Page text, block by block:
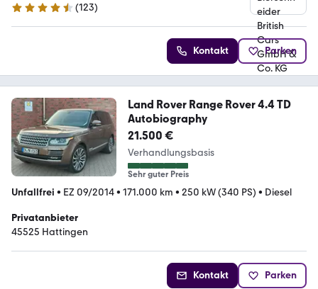
4.3 Sterne
(123)
Kontakt Parken
Land Rover Range Rover 4.4 TD
Autobiography
21.500 €
Verhandlungsbasis
Sehr guter Preis
Unfallfrei • EZ 09/2014• 171.000 km • 250 kW (340 PS) • Diesel
Privatanbieter
45525 Hattingen
Kontakt Parken